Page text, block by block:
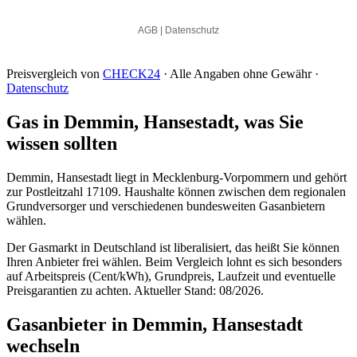
Preisvergleich von CHECK24 · Alle Angaben ohne Gewähr ·
Datenschutz
Gas in Demmin, Hansestadt, was Sie
wissen sollten
Demmin, Hansestadt liegt in Mecklenburg-Vorpommern und gehört
zur Postleitzahl 17109. Haushalte können zwischen dem regionalen
Grundversorger und verschiedenen bundesweiten Gasanbietern
wählen.
Der Gasmarkt in Deutschland ist liberalisiert, das heißt Sie können
Ihren Anbieter frei wählen. Beim Vergleich lohnt es sich besonders
auf Arbeitspreis (Cent/kWh), Grundpreis, Laufzeit und eventuelle
Preisgarantien zu achten. Aktueller Stand: 08/2026.
Gasanbieter in Demmin, Hansestadt
wechseln